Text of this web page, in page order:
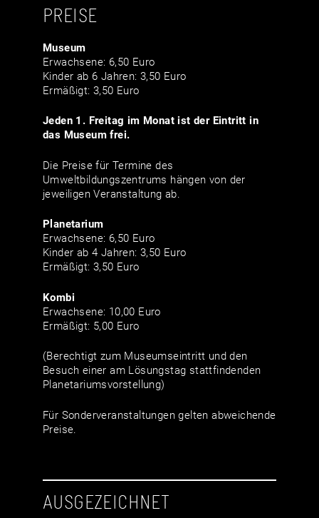
PREISE
Museum
Erwachsene: 6,50 Euro
Kinder ab 6 Jahren: 3,50 Euro
Ermäßigt: 3,50 Euro
Jeden 1. Freitag im Monat ist der Eintritt in
das Museum frei.
Die Preise für Termine des
Umweltbildungszentrums hängen von der
jeweiligen Veranstaltung ab.
Planetarium
Erwachsene: 6,50 Euro
Kinder ab 4 Jahren: 3,50 Euro
Ermäßigt: 3,50 Euro
Kombi
Erwachsene: 10,00 Euro
Ermäßigt: 5,00 Euro
(Berechtigt zum Museumseintritt und den
Besuch einer am Lösungstag stattfindenden
Planetariumsvorstellung)
Für Sonderveranstaltungen gelten abweichende
Preise.
AUSGEZEICHNET